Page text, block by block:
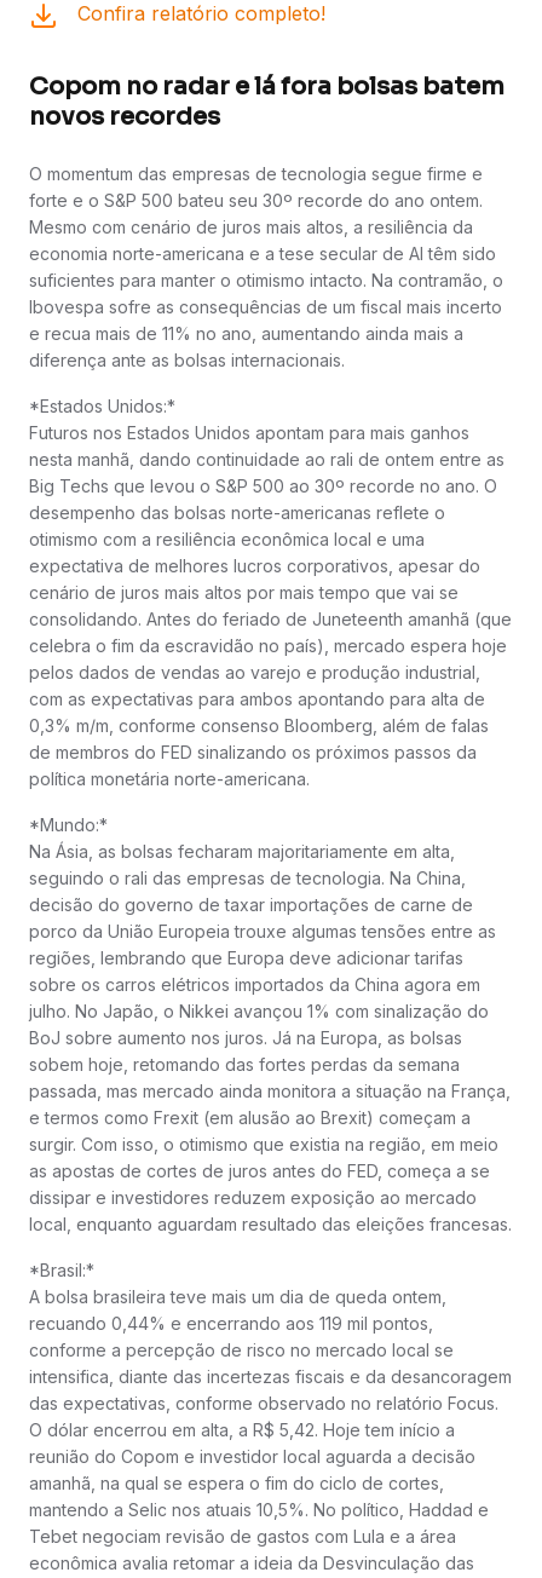
Confira relatório completo!
Copom no radar e lá fora bolsas batem
novos recordes
O momentum das empresas de tecnologia segue firme e
forte e o S&P 500 bateu seu 30º recorde do ano ontem.
Mesmo com cenário de juros mais altos, a resiliência da
economia norte-americana e a tese secular de AI têm sido
suficientes para manter o otimismo intacto. Na contramão, o
Ibovespa sofre as consequências de um fiscal mais incerto
e recua mais de 11% no ano, aumentando ainda mais a
diferença ante as bolsas internacionais.
*Estados Unidos:*
Futuros nos Estados Unidos apontam para mais ganhos
nesta manhã, dando continuidade ao rali de ontem entre as
Big Techs que levou o S&P 500 ao 30º recorde no ano. O
desempenho das bolsas norte-americanas reflete o
otimismo com a resiliência econômica local e uma
expectativa de melhores lucros corporativos, apesar do
cenário de juros mais altos por mais tempo que vai se
consolidando. Antes do feriado de Juneteenth amanhã (que
celebra o fim da escravidão no país), mercado espera hoje
pelos dados de vendas ao varejo e produção industrial,
com as expectativas para ambos apontando para alta de
0,3% m/m, conforme consenso Bloomberg, além de falas
de membros do FED sinalizando os próximos passos da
política monetária norte-americana.
*Mundo:*
Na Ásia, as bolsas fecharam majoritariamente em alta,
seguindo o rali das empresas de tecnologia. Na China,
decisão do governo de taxar importações de carne de
porco da União Europeia trouxe algumas tensões entre as
regiões, lembrando que Europa deve adicionar tarifas
sobre os carros elétricos importados da China agora em
julho. No Japão, o Nikkei avançou 1% com sinalização do
BoJ sobre aumento nos juros. Já na Europa, as bolsas
sobem hoje, retomando das fortes perdas da semana
passada, mas mercado ainda monitora a situação na França,
e termos como Frexit (em alusão ao Brexit) começam a
surgir. Com isso, o otimismo que existia na região, em meio
as apostas de cortes de juros antes do FED, começa a se
dissipar e investidores reduzem exposição ao mercado
local, enquanto aguardam resultado das eleições francesas.
*Brasil:*
A bolsa brasileira teve mais um dia de queda ontem,
recuando 0,44% e encerrando aos 119 mil pontos,
conforme a percepção de risco no mercado local se
intensifica, diante das incertezas fiscais e da desancoragem
das expectativas, conforme observado no relatório Focus.
O dólar encerrou em alta, a R$ 5,42. Hoje tem início a
reunião do Copom e investidor local aguarda a decisão
amanhã, na qual se espera o fim do ciclo de cortes,
mantendo a Selic nos atuais 10,5%. No político, Haddad e
Tebet negociam revisão de gastos com Lula e a área
econômica avalia retomar a ideia da Desvinculação das